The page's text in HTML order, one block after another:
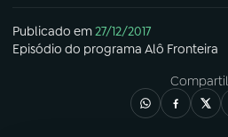
Publicado em27/12/2017
Episódio do programa Alô Fronteira